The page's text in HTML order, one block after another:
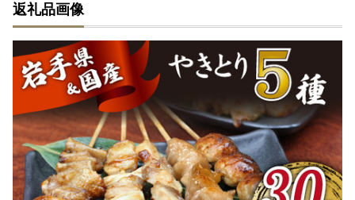
返礼品画像